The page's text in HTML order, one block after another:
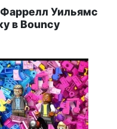
Уильямс
в Bouncy